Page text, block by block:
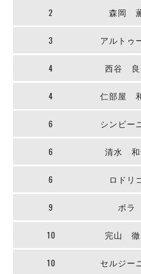
警告・退場・出場停止選手
個人ランキング｜シュート
個人ランキング｜シュート成
メットライフ生命Ｆリ
大会概要
チケット情報
過去の記録
バサジィ大分
メットライフ生命Ｆ２
ヴォスクオーレ仙台
リガーレヴィア葛飾
Y．S．C．C．横浜
アグレミーナ浜松
ポルセイド浜田
クラブライセンス関連
ディビジョン1 試合記録
Ｆリーグカップ 試合記録
リーグ統計データ
記念ゴール
選手の通算記録（Ｆ１
バルドラール浦安
しながわシティ
立川アスレティックFC
ABeam AWARD
DIVISION
DIVISION
2 森岡
3 アルトゥ
4 西谷 良
4 仁部屋
6 シンビー
6 清水 和
6 ロドリ
9 ボラ
10 完山 徹
10 セルジー